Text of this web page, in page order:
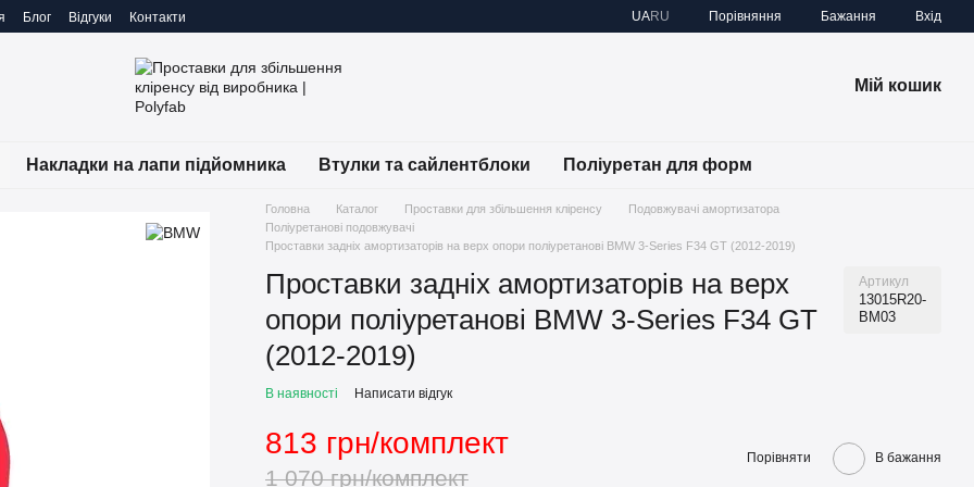
Блог Відгуки Контакти UARU Порівняння Бажання Вхід
Мій кошик
Накладки на лапи підйомника Втулки та сайлентблоки Поліуретан для форм
Головна Каталог Проставки для збільшення кліренсу
Подовжувачі амортизатора
Поліуретанові подовжувачі
Проставки задніх амортизаторів на верх опори поліуретанові BMW 3-Series F34 GT (2012-2019)
Проставки задніх амортизаторів на верх
опори поліуретанові BMW 3-Series F34 GT
(2012-2019)
Артикул
13015R20-
BM03
В наявності Написати відгук
813 грн/комплект
1 070 грн/комплект
Порівняти В бажання